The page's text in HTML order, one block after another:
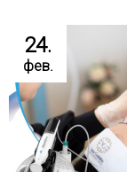
24.
фев.